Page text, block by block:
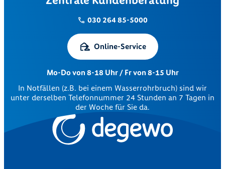
030 264 85-5000
Online-Service
Mo-Do von 8-18 Uhr / Fr von 8-15 Uhr
In Notfällen (z.B. bei einem Wasserrohrbruch) sind wir
unter derselben Telefonnummer 24 Stunden an 7 Tagen in
der Woche für Sie da.